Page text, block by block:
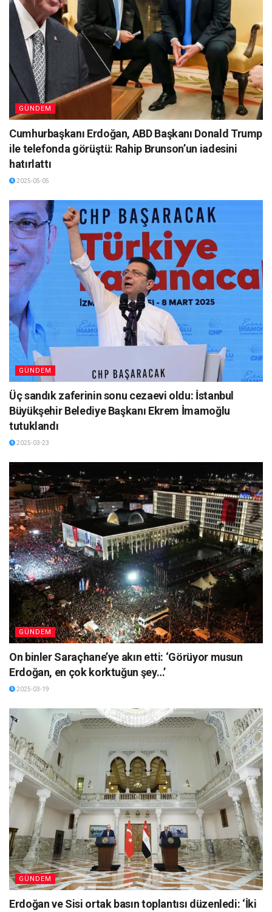
GÜNDEM
Cumhurbaşkanı Erdoğan, ABD Başkanı Donald Trump
ile telefonda görüştü: Rahip Brunson’un iadesini
hatırlattı
2025-05-05
GÜNDEM
Üç sandık zaferinin sonu cezaevi oldu: İstanbul
Büyükşehir Belediye Başkanı Ekrem İmamoğlu
tutuklandı
2025-03-23
GÜNDEM
On binler Saraçhane’ye akın etti: ‘Görüyor musun
Erdoğan, en çok korktuğun şey…’
2025-03-19
GÜNDEM
Erdoğan ve Sisi ortak basın toplantısı düzenledi: ‘İki